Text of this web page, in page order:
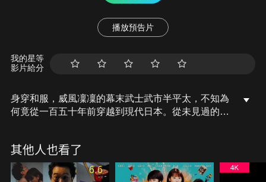
播放預告片
我的星等
影片給分
身穿和服，威風凜凜的幕末武士武市半平太，不知為
何竟從一百五十年前穿越到現代日本。從未見過的人
其他人也看了
6.6